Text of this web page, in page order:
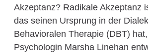
Akzeptanz? Radikale Akzeptanz
das seinen Ursprung in der
Behavioralen Therapie (DBT)
Psychologin Marsha Linehan